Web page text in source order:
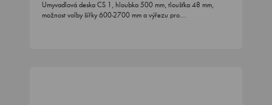
Umyvadlová deska CS 1, hloubka 500 mm, tloušťka 48 mm,
možnost volby šířky 600-2700 mm a výřezu pro…